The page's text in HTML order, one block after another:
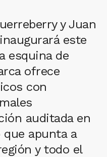
y Juan
este
esquina de
ofrece
con
auditada en
apunta a
y todo el